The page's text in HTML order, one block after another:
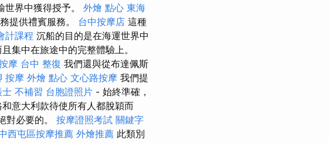
界中獲得授予。 外燴 點心 東海
提供禮賓服務。 台中按摩店 這種
計課程 沉船的目的是在海運世界中
集中在旅途中的完整體驗上。
摩 台中 整復 我們還與從布達佩斯
按摩 外燴 點心 文心路按摩 我們提
士 不補習 台胞證照片 - 始終準確，
意大利款待使所有人都脫穎而
對必要的。 按摩證照考試 關鍵字
西屯區按摩推薦 外燴推薦 此類別